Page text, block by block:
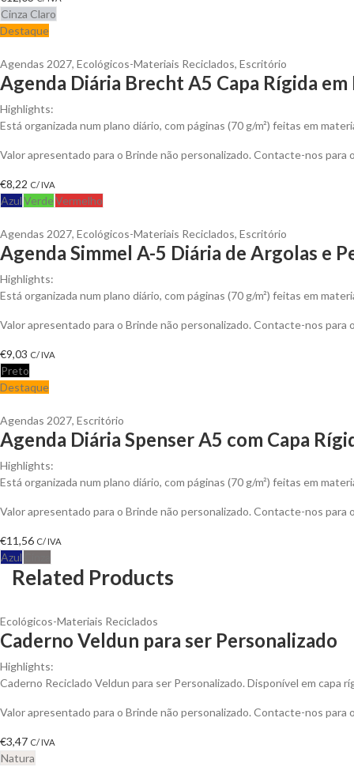
Cinza Claro
Destaque
Agendas 2027, Ecológicos-Materiais Reciclados, Escritório
Agenda Diária Brecht A5 Capa Rígida
Highlights:
Está organizada num plano diário, com páginas (70 g/m²) feitas em
Valor apresentado para o Brinde não personalizado. Contacte-nos
€8,22 C/ IVA
AzulVerdeVermelho
Agendas 2027, Ecológicos-Materiais Reciclados, Escritório
Agenda Simmel A-5 Diária de Argolas e
Highlights:
Está organizada num plano diário, com páginas (70 g/m²) feitas em
Valor apresentado para o Brinde não personalizado. Contacte-nos
€9,03 C/ IVA
Preto
Destaque
Agendas 2027, Escritório
Agenda Diária Spenser A5 com Capa
Highlights:
Está organizada num plano diário, com páginas (70 g/m²) feitas em
Valor apresentado para o Brinde não personalizado. Contacte-nos
€11,56 C/ IVA
Azul
Related Products
Ecológicos-Materiais Reciclados
Caderno Veldun para ser Personalizado
Highlights:
Caderno Reciclado Veldun para ser Personalizado. Disponível em capa
Valor apresentado para o Brinde não personalizado. Contacte-nos
€3,47 C/ IVA
Natura